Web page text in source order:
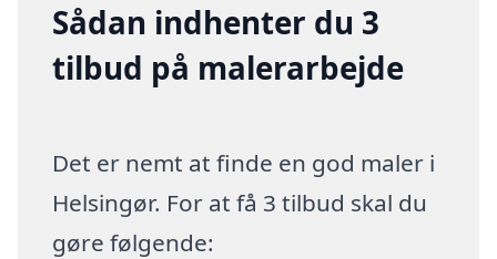
Sådan indhenter du 3
tilbud på malerarbejde
Det er nemt at finde en god maler i
Helsingør. For at få 3 tilbud skal du
gøre følgende: